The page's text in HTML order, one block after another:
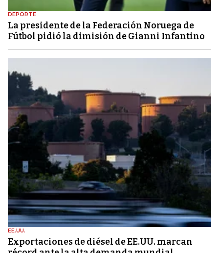
DEPORTE
La presidente de la Federación Noruega de
Fútbol pidió la dimisión de Gianni Infantino
EE.UU.
Exportaciones de diésel de EE.UU. marcan